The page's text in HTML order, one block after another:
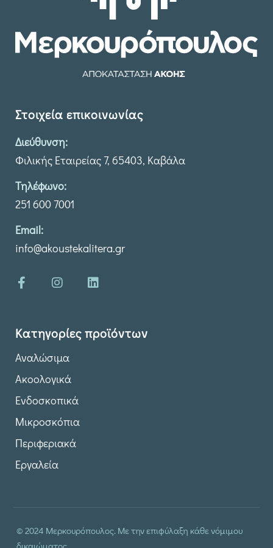
Στοιχεία επικοινωνίας
Διεύθυνση:
Φιλικής Εταιρείας 7, 65403, Καβάλα
Τηλέφωνο:
251 600 7001
Email:
info@akoustekalitera.gr
Κατηγορίες προϊόντων
Αναλώσιμα
Ακοολογικά
Ενδοσκοπικά
Μικροσκόπια
Περιφεριακά
Εργαλεία
© 2024 Μερκουρόπουλος. Με την επιφύλαξη κάθε νόμιμου